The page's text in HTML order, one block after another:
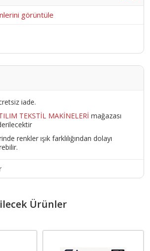
görüntüle
iade.
TEKSTİL MAKİNELERİ mağazası
renkler ışık farklılığından dolayı
Ürünler